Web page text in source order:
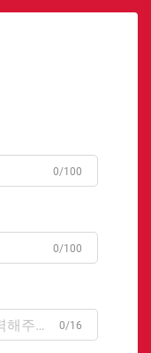
0/100
0/100
0/16